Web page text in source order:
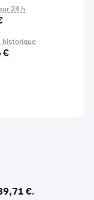
24 h
historique
€
€.